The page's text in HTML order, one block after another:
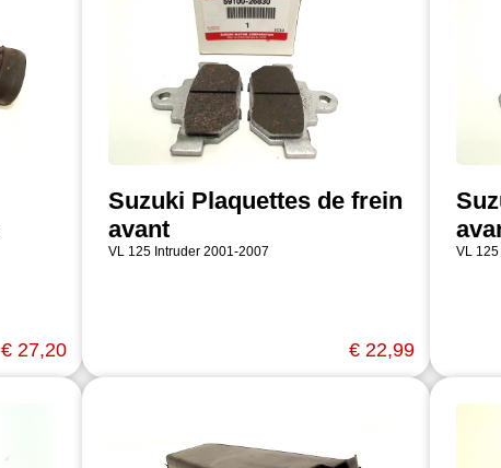
€ 27,20
Suzuki Plaquettes de frein
avant
VL 125 Intruder 2001-2007
€ 22,99
VL